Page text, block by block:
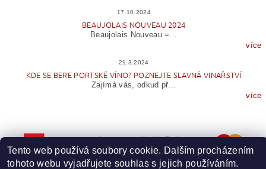
17.10.2024
BEAUJOLAIS NOUVEAU 2024
Beaujolais Nouveau =...
více
21.3.2024
KDE SE BERE PORTSKÉ VÍNO? POZNEJTE SLAVNÁ VINAŘSTVÍ
Zajímá vás, odkud př...
více
Tento web používá soubory cookie. Dalším procházením
tohoto webu vyjadřujete souhlas s jejich používáním.